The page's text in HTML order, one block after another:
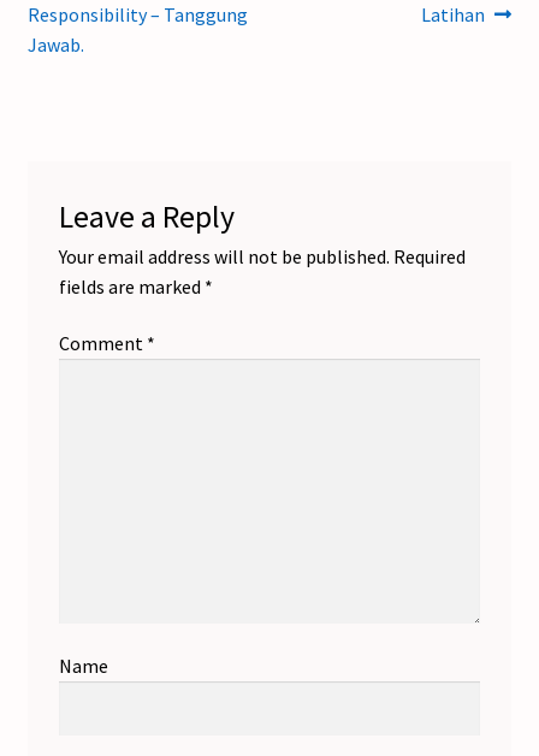
navigation
post:
Responsibility – Tanggung
Jawab.
Latihan
Leave a Reply
Your email address will not be published. Required
fields are marked *
Comment *
Name